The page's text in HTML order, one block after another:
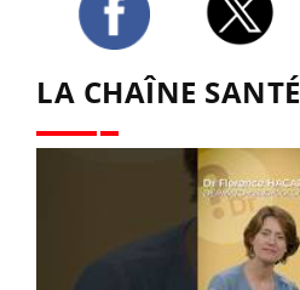
LA CHAÎNE SANTÉ